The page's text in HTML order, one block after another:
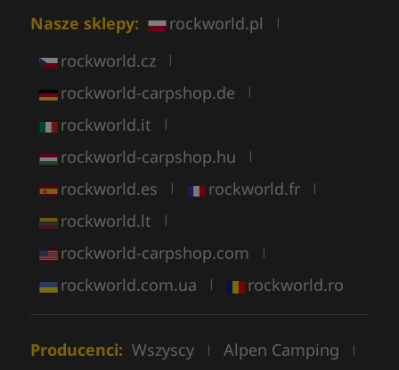
Nasze sklepy: rockworld.pl |
rockworld.cz |
rockworld-carpshop.de |
rockworld.it |
rockworld-carpshop.hu |
rockworld.es | rockworld.fr |
rockworld.lt |
rockworld-carpshop.com |
rockworld.com.ua | rockworld.ro
Producenci: Wszyscy | Alpen Camping |